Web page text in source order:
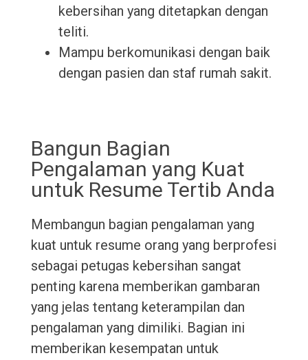
kebersihan yang ditetapkan dengan
teliti.
Mampu berkomunikasi dengan baik
dengan pasien dan staf rumah sakit.
Bangun Bagian
Pengalaman yang Kuat
untuk Resume Tertib Anda
Membangun bagian pengalaman yang
kuat untuk resume orang yang berprofesi
sebagai petugas kebersihan sangat
penting karena memberikan gambaran
yang jelas tentang keterampilan dan
pengalaman yang dimiliki. Bagian ini
memberikan kesempatan untuk